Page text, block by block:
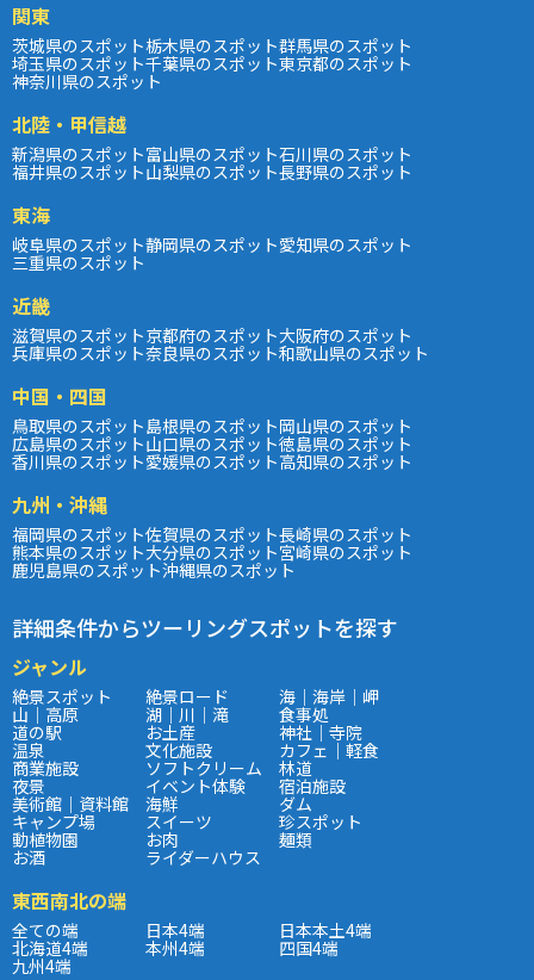
関東
茨城県のスポット栃木県のスポット群馬県のスポット
埼玉県のスポット千葉県のスポット東京都のスポット
神奈川県のスポット
北陸・甲信越
新潟県のスポット富山県のスポット石川県のスポット
福井県のスポット山梨県のスポット長野県のスポット
東海
岐阜県のスポット静岡県のスポット愛知県のスポット
三重県のスポット
近畿
滋賀県のスポット京都府のスポット大阪府のスポット
兵庫県のスポット奈良県のスポット和歌山県のスポット
中国・四国
鳥取県のスポット島根県のスポット岡山県のスポット
広島県のスポット山口県のスポット徳島県のスポット
香川県のスポット愛媛県のスポット高知県のスポット
九州・沖縄
福岡県のスポット佐賀県のスポット長崎県のスポット
熊本県のスポット大分県のスポット宮崎県のスポット
鹿児島県のスポット沖縄県のスポット
詳細条件からツーリングスポットを探す
ジャンル
絶景スポット 絶景ロード 海｜海岸｜岬
山｜高原 湖｜川｜滝 食事処
道の駅 お土産 神社｜寺院
温泉 文化施設 カフェ｜軽食
商業施設 ソフトクリーム 林道
夜景 イベント体験 宿泊施設
美術館｜資料館 海鮮 ダム
キャンプ場 スイーツ 珍スポット
動植物園 お肉 麺類
お酒 ライダーハウス
東西南北の端
全ての端 日本4端 日本本土4端
北海道4端 本州4端 四国4端
九州4端